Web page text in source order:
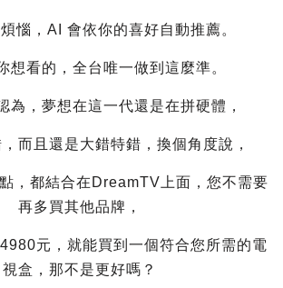
惱，AI 會依你的喜好自動推薦。
想看的，全台唯一做到這麼準。
為，夢想在這一代還是在拼硬體，
而且還是大錯特錯，換個角度說，
，都結合在DreamTV上面，您不需要
再多買其他品牌，
元，就能買到一個符合您所需的電
視盒，那不是更好嗎？